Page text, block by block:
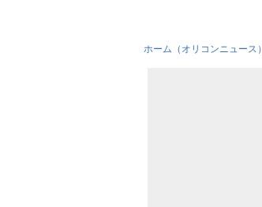
ホーム（オリコンニュース）